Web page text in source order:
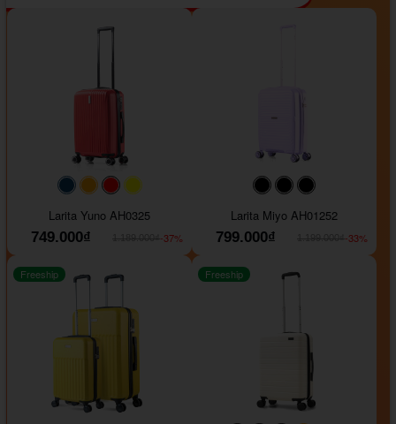
#093f69#ffa500#FF0000
Larita Yuno AH0325
749.000₫
-37%
#000000#000000
Larita Miyo AH01252
799.000₫
-33%
Freeship Freeship